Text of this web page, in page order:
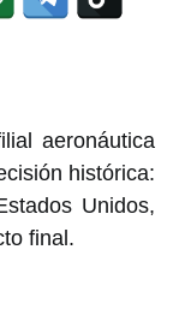
aeronáutica
histórica:
Unidos,
final.